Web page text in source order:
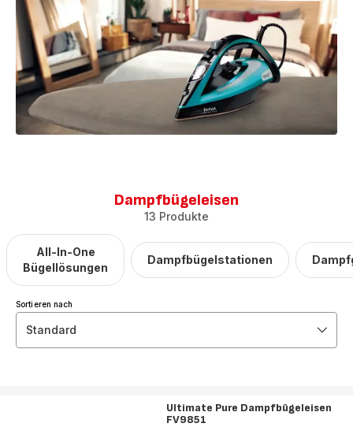
Dampfbügeleisen
13 Produkte
All-In-One
Bügellösungen
Dampfbügelstationen
Sortieren nach
Standard
Ultimate Pure Dampfbügeleisen
FV9851
Bewertung